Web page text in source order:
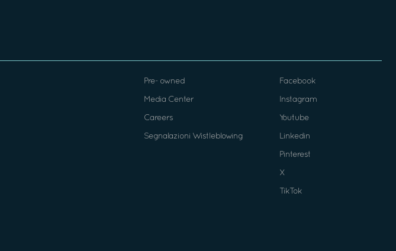
Pre- owned
Media Center
Careers
Segnalazioni Wistleblowing
Facebook
Instagram
Youtube
Linkedin
Pinterest
X
TikTok